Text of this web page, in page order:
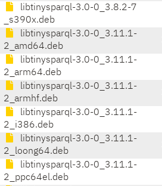
libtinysparql-3.0-0_3.8.2-7
_s390x.deb
libtinysparql-3.0-0_3.11.1-
2_amd64.deb
libtinysparql-3.0-0_3.11.1-
2_arm64.deb
libtinysparql-3.0-0_3.11.1-
2_armhf.deb
libtinysparql-3.0-0_3.11.1-
2_i386.deb
libtinysparql-3.0-0_3.11.1-
2_loong64.deb
libtinysparql-3.0-0_3.11.1-
2_ppc64el.deb